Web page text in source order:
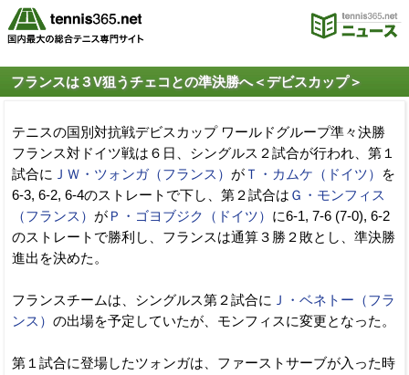
フランスは３V狙うチェコとの準決勝へ＜デビスカップ＞
テニスの国別対抗戦デビスカップ ワールドグループ準々決勝
フランス対ドイツ戦は６日、シングルス２試合が行われ、第１
試合に ＪＷ・ツォンガ（フランス） が Ｔ・カムケ（ドイツ）
を
6-3, 6-2, 6-4のストレートで下し、第２試合は Ｇ・モンフィス
（フランス） が Ｐ・ゴヨブジク（ドイツ） に6-1, 7-6 (7-0), 6-2
のストレートで勝利し、フランスは通算３勝２敗とし、準決勝
進出を決めた。
フランスチームは、シングルス第２試合に Ｊ・ベネトー（フラ
ンス） の出場を予定していたが、モンフィスに変更となった。
第１試合に登場したツォンガは、ファーストサーブが入った時